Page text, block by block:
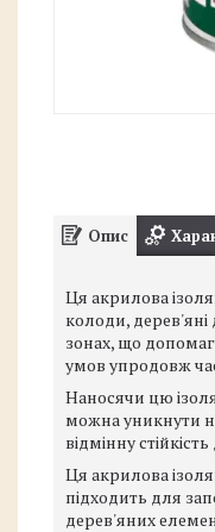
Опис
Ця акрилова
колоди,
зонах, що
умов упродовж
Наносячи цю
можна уникнути
відмінну
Ця акрилова
підходить для
дерев'яних